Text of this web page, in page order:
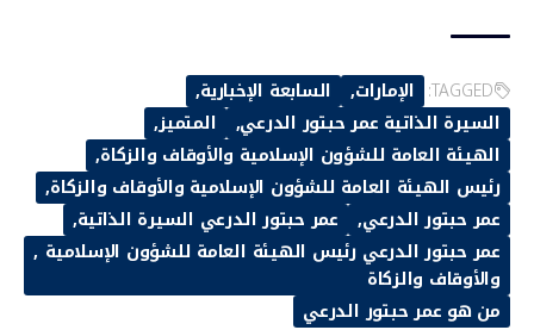
TAGGED: الإمارات
السابعة الإخبارية
السيرة الذاتية عمر حبتور الدرعي
المتميز
الهيئة العامة للشؤون الإسلامية والأوقاف والزكاة
رئيس الهيئة العامة للشؤون الإسلامية والأوقاف والزكاة
عمر حبتور الدرعي
عمر حبتور الدرعي السيرة الذاتية
عمر حبتور الدرعي رئيس الهيئة العامة للشؤون الإسلامية
والأوقاف والزكاة
من هو عمر حبتور الدرعي